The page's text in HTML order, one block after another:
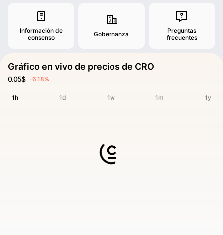
Información de
consenso
Gobernanza
Preguntas
frecuentes
Gráfico en vivo de precios de CRO
0.05$ -6.18%
1h 1d 1w 1m 1y